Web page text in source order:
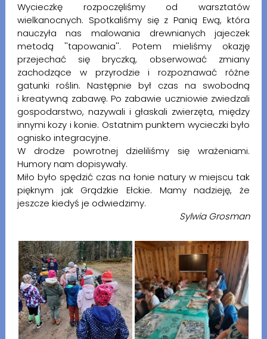
Wycieczkę rozpoczęliśmy od warsztatów
wielkanocnych. Spotkaliśmy się z Panią Ewą, która
nauczyła nas malowania drewnianych jajeczek
metodą ''tapowania''. Potem mieliśmy okazję
przejechać się bryczką, obserwować zmiany
zachodzące w przyrodzie i rozpoznawać różne
gatunki roślin. Następnie był czas na swobodną
i kreatywną zabawę. Po zabawie uczniowie zwiedzali
gospodarstwo, nazywali i głaskali zwierzęta, między
innymi kozy i konie. Ostatnim punktem wycieczki było
ognisko integracyjne.
W drodze powrotnej dzieliliśmy się wrażeniami.
Humory nam dopisywały.
Miło było spędzić czas na łonie natury w miejscu tak
pięknym jak Grądzkie Ełckie. Mamy nadzieję, że
jeszcze kiedyś je odwiedzimy.
Sylwia Grosman